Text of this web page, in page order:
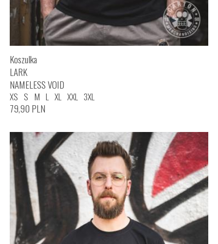
Koszulka
LARK
NAMELESS VOID
XS S M L XL XXL 3XL
79,90 PLN